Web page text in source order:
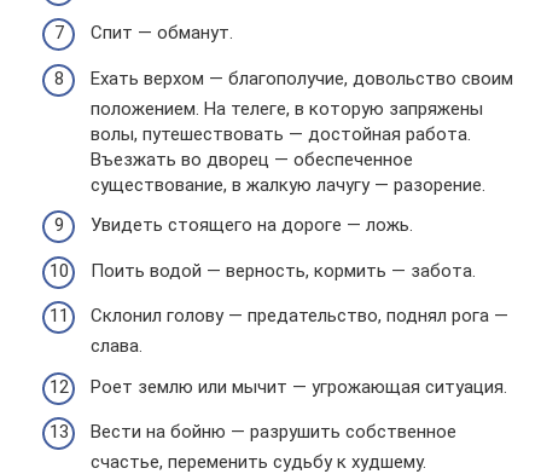
Спит — обманут.
Ехать верхом — благополучие, довольство своим
положением. На телеге, в которую запряжены
волы, путешествовать — достойная работа.
Въезжать во дворец — обеспеченное
существование, в жалкую лачугу — разорение.
Увидеть стоящего на дороге — ложь.
Поить водой — верность, кормить — забота.
Склонил голову — предательство, поднял рога —
слава.
Роет землю или мычит — угрожающая ситуация.
Вести на бойню — разрушить собственное
счастье, переменить судьбу к худшему.